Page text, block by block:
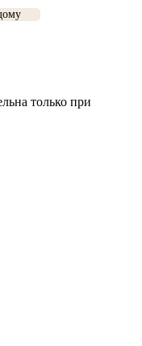
только при